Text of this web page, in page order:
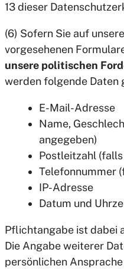
13 dieser
(6) Sofern Sie auf
vorgesehenen
unsere politischen
werden folgende Daten
E-Mail-Adresse
Name,
angegeben)
Postleitzahl
Telefonnummer
IP-Adresse
Datum und
Pflichtangabe ist dabei
Die Angabe weiterer
persönlichen